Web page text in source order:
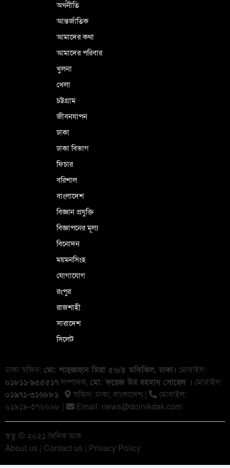
অর্থনীতি
আন্তর্জাতিক
আমাদের কথা
আমাদের পরিবার
খুলনা
খেলা
চট্টগ্রাম
জীবনযাপন
ঢাকা
ঢাকা বিভাগ
ফিচার
বরিশাল
বাংলাদেশ
বিজ্ঞান প্রযুক্তি
বিজ্ঞাপনের মূল্য
বিনোদন
ময়মনসিংহ
যোগাযোগ
রংপুর
রাজশাহী
সারাদেশ
সিলেট
ঢাকা অফিস: মো: শাহ্জাহান মিয়া ৫৬/৪ মতিঝিল, ঢাকা। মোবাইল:
০১৮১১-৯৫৫৫১৭সম্পাদক, মো: ফয়েজ উর রহমান সোহেল । মোবাইল:
০১৯৭১-৩১৬৮৮১
অফিস: ঢাকা, বাংলা‌দেশ |
মোবাইল:
০১৯১৯-৩৭৬৬৬৮ |
Email: news@doinikdak.com
স্বত্ব © ২০২১ দৈনিক ডাক
About us | Contact us | Privacy Policy